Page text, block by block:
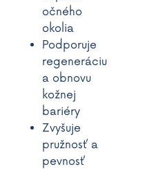
očného
okolia
Podporuje
regeneráciu
a obnovu
kožnej
bariéry
Zvyšuje
pružnosť a
pevnosť